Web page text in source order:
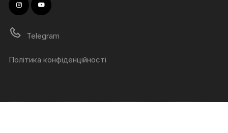
Telegram
Політика конфіденційності